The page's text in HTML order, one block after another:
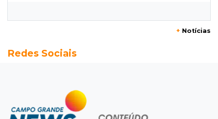
Seleções em MS têm salários de até R$ 8,2 mil;
Jardim Itatiaia
Vigia é amarrado durante roubo de carro e
dois caminhões em pátio
+ Notícias
Redes Sociais